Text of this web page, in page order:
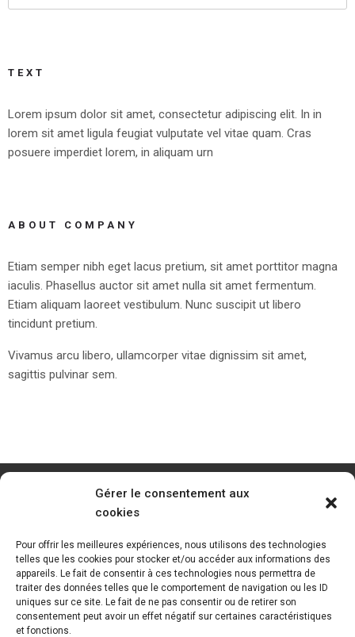
Gérer le consentement aux
cookies
Pour offrir les meilleures expériences, nous utilisons des technologies
telles que les cookies pour stocker et/ou accéder aux informations des
appareils. Le fait de consentir à ces technologies nous permettra de
traiter des données telles que le comportement de navigation ou les ID
uniques sur ce site. Le fait de ne pas consentir ou de retirer son
consentement peut avoir un effet négatif sur certaines caractéristiques
et fonctions.
TEXT
Lorem ipsum dolor sit amet, consectetur adipiscing elit. In in
lorem sit amet ligula feugiat vulputate vel vitae quam. Cras
posuere imperdiet lorem, in aliquam urn
ABOUT COMPANY
Etiam semper nibh eget lacus pretium, sit amet porttitor magna
iaculis. Phasellus auctor sit amet nulla sit amet fermentum.
Etiam aliquam laoreet vestibulum. Nunc suscipit ut libero
tincidunt pretium.
Vivamus arcu libero, ullamcorper vitae dignissim sit amet,
sagittis pulvinar sem.